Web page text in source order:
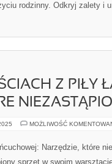
rodzinny. Odkryj zalety i
Z PIŁY
MOŻLIWOŚĆ
Narzędzie, które
sprzęt w swoim